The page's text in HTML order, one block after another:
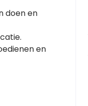
doen en
en